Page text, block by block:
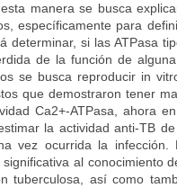
manera se busca
específicamente para
determinar, si las ATPasa
de la función de
se busca reproducir in
que demostraron tener
Ca2+-ATPasa, ahora
la actividad anti-TB
vez ocurrida la infección.
al conocimiento
tuberculosa, así como